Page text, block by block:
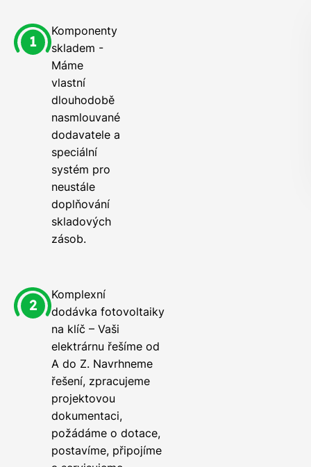
Komponenty
skladem -
Máme
vlastní
dlouhodobě
nasmlouvané
dodavatele a
speciální
systém pro
neustále
doplňování
skladových
zásob.
Komplexní
dodávka fotovoltaiky
na klíč – Vaši
elektrárnu řešíme od
A do Z. Navrhneme
řešení, zpracujeme
projektovou
dokumentaci,
požádáme o dotace,
postavíme, připojíme